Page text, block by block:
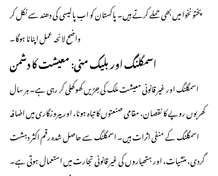
پختونخوا میں بھی حملے کرتے ہیں۔ پاکستان کو اب پالیسی کی دھند سے نکل کر
واضح لائحہ عمل اپنانا ہوگا۔
اسمگلنگ اور بلیک منی: معیشت کا دشمن
اسمگلنگ اور غیر قانونی معیشت ملک کی جڑیں کھوکھلی کر رہی ہے۔ ہر سال
کھربوں روپے کا نقصان، مقامی صنعتوں کا تباہ ہونا، اور بیروزگاری میں اضافہ
اسمگلنگ کے منفی اثرات ہیں۔ اسمگلنگ سے حاصل شدہ رقم اکثر دہشت
گردی، منشیات، اور ہتھیاروں کی غیر قانونی تجارت میں استعمال ہوتی ہے۔